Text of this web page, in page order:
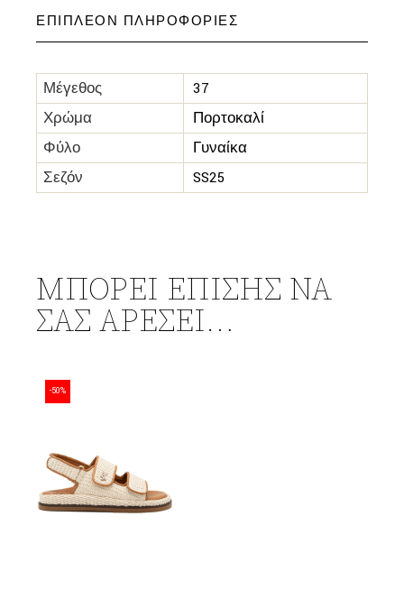
ΕΠΙΠΛΈΟΝ ΠΛΗΡΟΦΟΡΊΕΣ
Μέγεθος
37
Χρώμα
Πορτοκαλί
Φύλο
Γυναίκα
Σεζόν
SS25
ΜΠΟΡΕΊ ΕΠΊΣΗΣ ΝΑ
ΣΑΣ ΑΡΈΣΕΙ…
-50%